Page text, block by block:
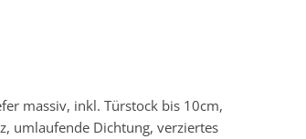
massiv, inkl. Türstock bis 10cm,
umlaufende Dichtung, verziertes